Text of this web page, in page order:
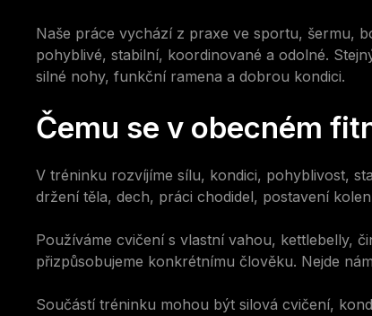
Naše práce vychází z praxe ve sportu, šermu,
pohyblivé, stabilní, koordinované a odolné.
silné nohy, funkční ramena a dobrou kondici.
Čemu se v obecném
V tréninku rozvíjíme sílu, kondici, pohyblivost,
držení těla, dech, práci chodidel, postavení
Používáme cvičení s vlastní vahou, kettlebelly,
přizpůsobujeme konkrétnímu člověku. Nejde
Součástí tréninku mohou být silová cvičení,